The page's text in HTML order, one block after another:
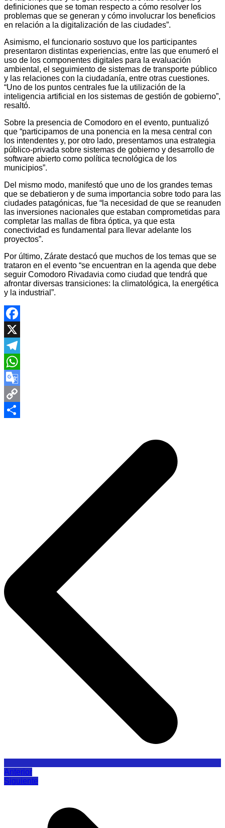
definiciones que se toman respecto a cómo resolver los
problemas que se generan y cómo involucrar los beneficios
en relación a la digitalización de las ciudades”.
Asimismo, el funcionario sostuvo que los participantes
presentaron distintas experiencias, entre las que enumeró el
uso de los componentes digitales para la evaluación
ambiental, el seguimiento de sistemas de transporte público
y las relaciones con la ciudadanía, entre otras cuestiones.
“Uno de los puntos centrales fue la utilización de la
inteligencia artificial en los sistemas de gestión de gobierno”,
resaltó.
Sobre la presencia de Comodoro en el evento, puntualizó
que “participamos de una ponencia en la mesa central con
los intendentes y, por otro lado, presentamos una estrategia
público-privada sobre sistemas de gobierno y desarrollo de
software abierto como política tecnológica de los
municipios”.
Del mismo modo, manifestó que uno de los grandes temas
que se debatieron y de suma importancia sobre todo para las
ciudades patagónicas, fue “la necesidad de que se reanuden
las inversiones nacionales que estaban comprometidas para
completar las mallas de fibra óptica, ya que esta
conectividad es fundamental para llevar adelante los
proyectos”.
Por último, Zárate destacó que muchos de los temas que se
trataron en el evento “se encuentran en la agenda que debe
seguir Comodoro Rivadavia como ciudad que tendrá que
afrontar diversas transiciones: la climatológica, la energética
y la industrial”.
Facebook
X
Telegram
WhatsApp
Google
Translate
Copy
Anterior
Siguiente